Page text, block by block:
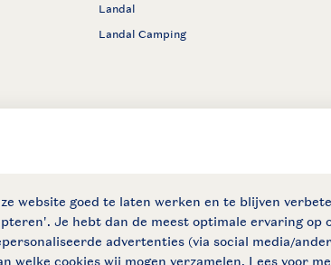
Landal
Landal Camping
Cookies en banners Disclaimer Toegankelijkheid